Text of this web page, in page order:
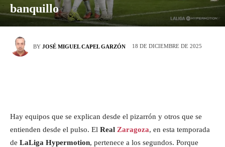
banquillo
BY JOSÉ MIGUEL CAPEL GARZÓN 18 DE DICIEMBRE DE 2025
Hay equipos que se explican desde el pizarrón y otros que se
entienden desde el pulso. El Real Zaragoza, en esta temporada
de LaLiga Hypermotion, pertenece a los segundos. Porque